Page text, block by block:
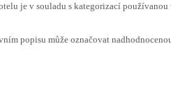
je v souladu s kategorizací
popisu může označovat